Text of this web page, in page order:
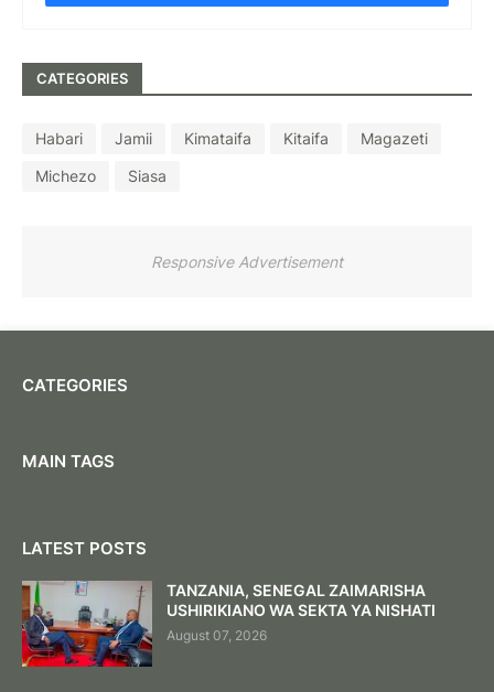
CATEGORIES
Habari Jamii Kimataifa Kitaifa
Magazeti
Michezo
Siasa
Responsive Advertisement
CATEGORIES
MAIN TAGS
LATEST POSTS
TANZANIA, SENEGAL ZAIMARISHA
USHIRIKIANO WA SEKTA YA NISHATI
August 07, 2026